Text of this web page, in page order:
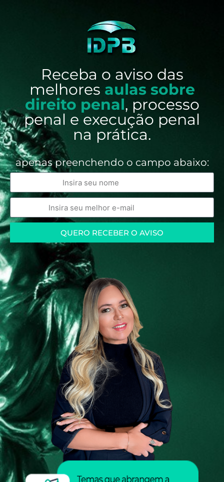
Receba o aviso das
melhores aulas sobre
direito penal, processo
penal e execução penal
na prática.
apenas preenchendo o campo abaixo:
QUERO RECEBER O AVISO